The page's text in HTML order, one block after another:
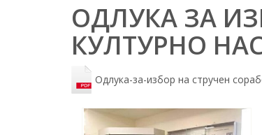
ОДЛУКА ЗА
КУЛТУРНО
Одлука-за-избор на стручен